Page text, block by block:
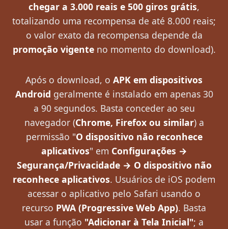
chegar a 3.000 reais e 500 giros grátis,
totalizando uma recompensa de até 8.000 reais;
o valor exato da recompensa depende da
promoção vigenteno momento do download).
Após o download, o APK em dispositivos
Android geralmente é instalado em apenas 30
a 90 segundos. Basta conceder ao seu
navegador (Chrome, Firefox ou similar) a
permissão "O dispositivo não reconhece
aplicativos" em Configurações →
Segurança/Privacidade → O dispositivo não
reconhece aplicativos. Usuários de iOS podem
acessar o aplicativo pelo Safari usando o
recurso PWA (Progressive Web App). Basta
usar a função "Adicionar à Tela Inicial"; a